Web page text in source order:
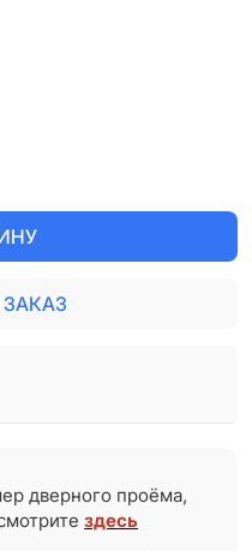
дверного проёма,
здесь